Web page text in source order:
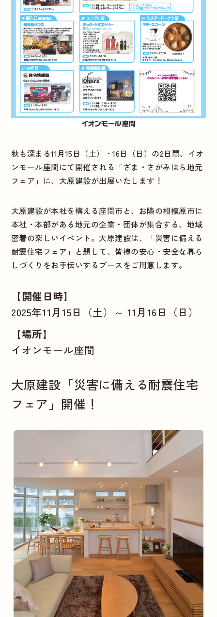
秋も深まる11月15日（土）・16日（日）の2日間、イオ
ンモール座間にて開催される「ざま・さがみはら地元
フェア」に、大原建設が出展いたします！
大原建設が本社を構える座間市と、お隣の相模原市に
本社・本部がある地元の企業・団体が集合する、地域
密着の楽しいイベント。大原建設は、「災害に備える
耐震住宅フェア」と題して、皆様の安心・安全な暮ら
しづくりをお手伝いするブースをご用意します。
【開催日時】
2025年11月15日（土）～ 11月16日（日）
【場所】
イオンモール座間
大原建設「災害に備える耐震住宅
フェア」開催！